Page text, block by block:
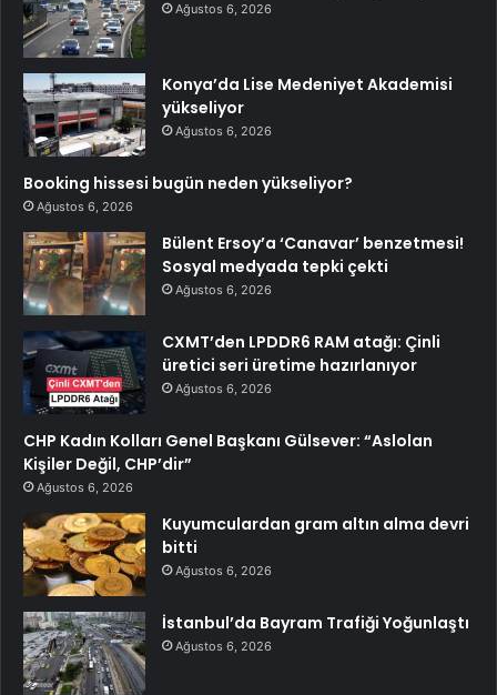
Ağustos 6, 2026
Konya’da Lise Medeniyet Akademisi
yükseliyor
Ağustos 6, 2026
Booking hissesi bugün neden yükseliyor?
Ağustos 6, 2026
Bülent Ersoy’a ‘Canavar’ benzetmesi!
Sosyal medyada tepki çekti
Ağustos 6, 2026
CXMT’den LPDDR6 RAM atağı: Çinli
üretici seri üretime hazırlanıyor
Ağustos 6, 2026
CHP Kadın Kolları Genel Başkanı Gülsever: “Aslolan
Kişiler Değil, CHP’dir”
Ağustos 6, 2026
Kuyumculardan gram altın alma devri
bitti
Ağustos 6, 2026
İstanbul’da Bayram Trafiği Yoğunlaştı
Ağustos 6, 2026